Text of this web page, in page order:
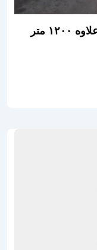
۱۶۰۰متر جایگاه CNGپمپ گاز به علاوه ۱۲۰۰ متر